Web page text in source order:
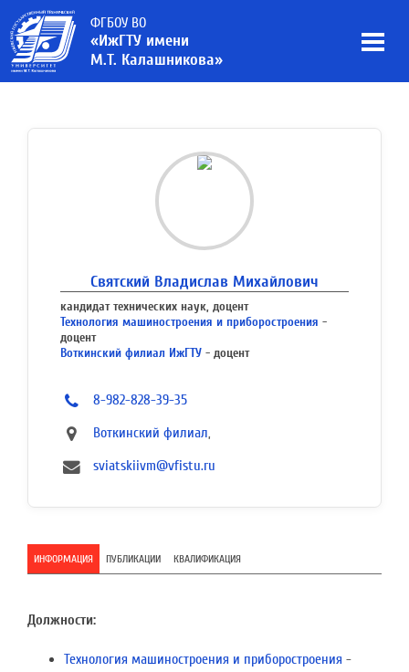
ФГБОУ ВО
«ИжГТУ имени
М.Т. Калашникова»
Святский Владислав Михайлович
кандидат технических наук, доцент
Технология машиностроения и приборостроения -
доцент
Воткинский филиал ИжГТУ - доцент
8-982-828-39-35
Воткинский филиал,
sviatskiivm@vfistu.ru
ИНФОРМАЦИЯ ПУБЛИКАЦИИ КВАЛИФИКАЦИЯ
Должности:
Технология машиностроения и приборостроения -